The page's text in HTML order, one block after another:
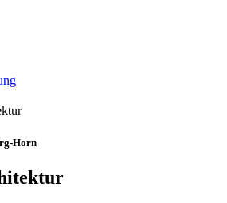
Horn